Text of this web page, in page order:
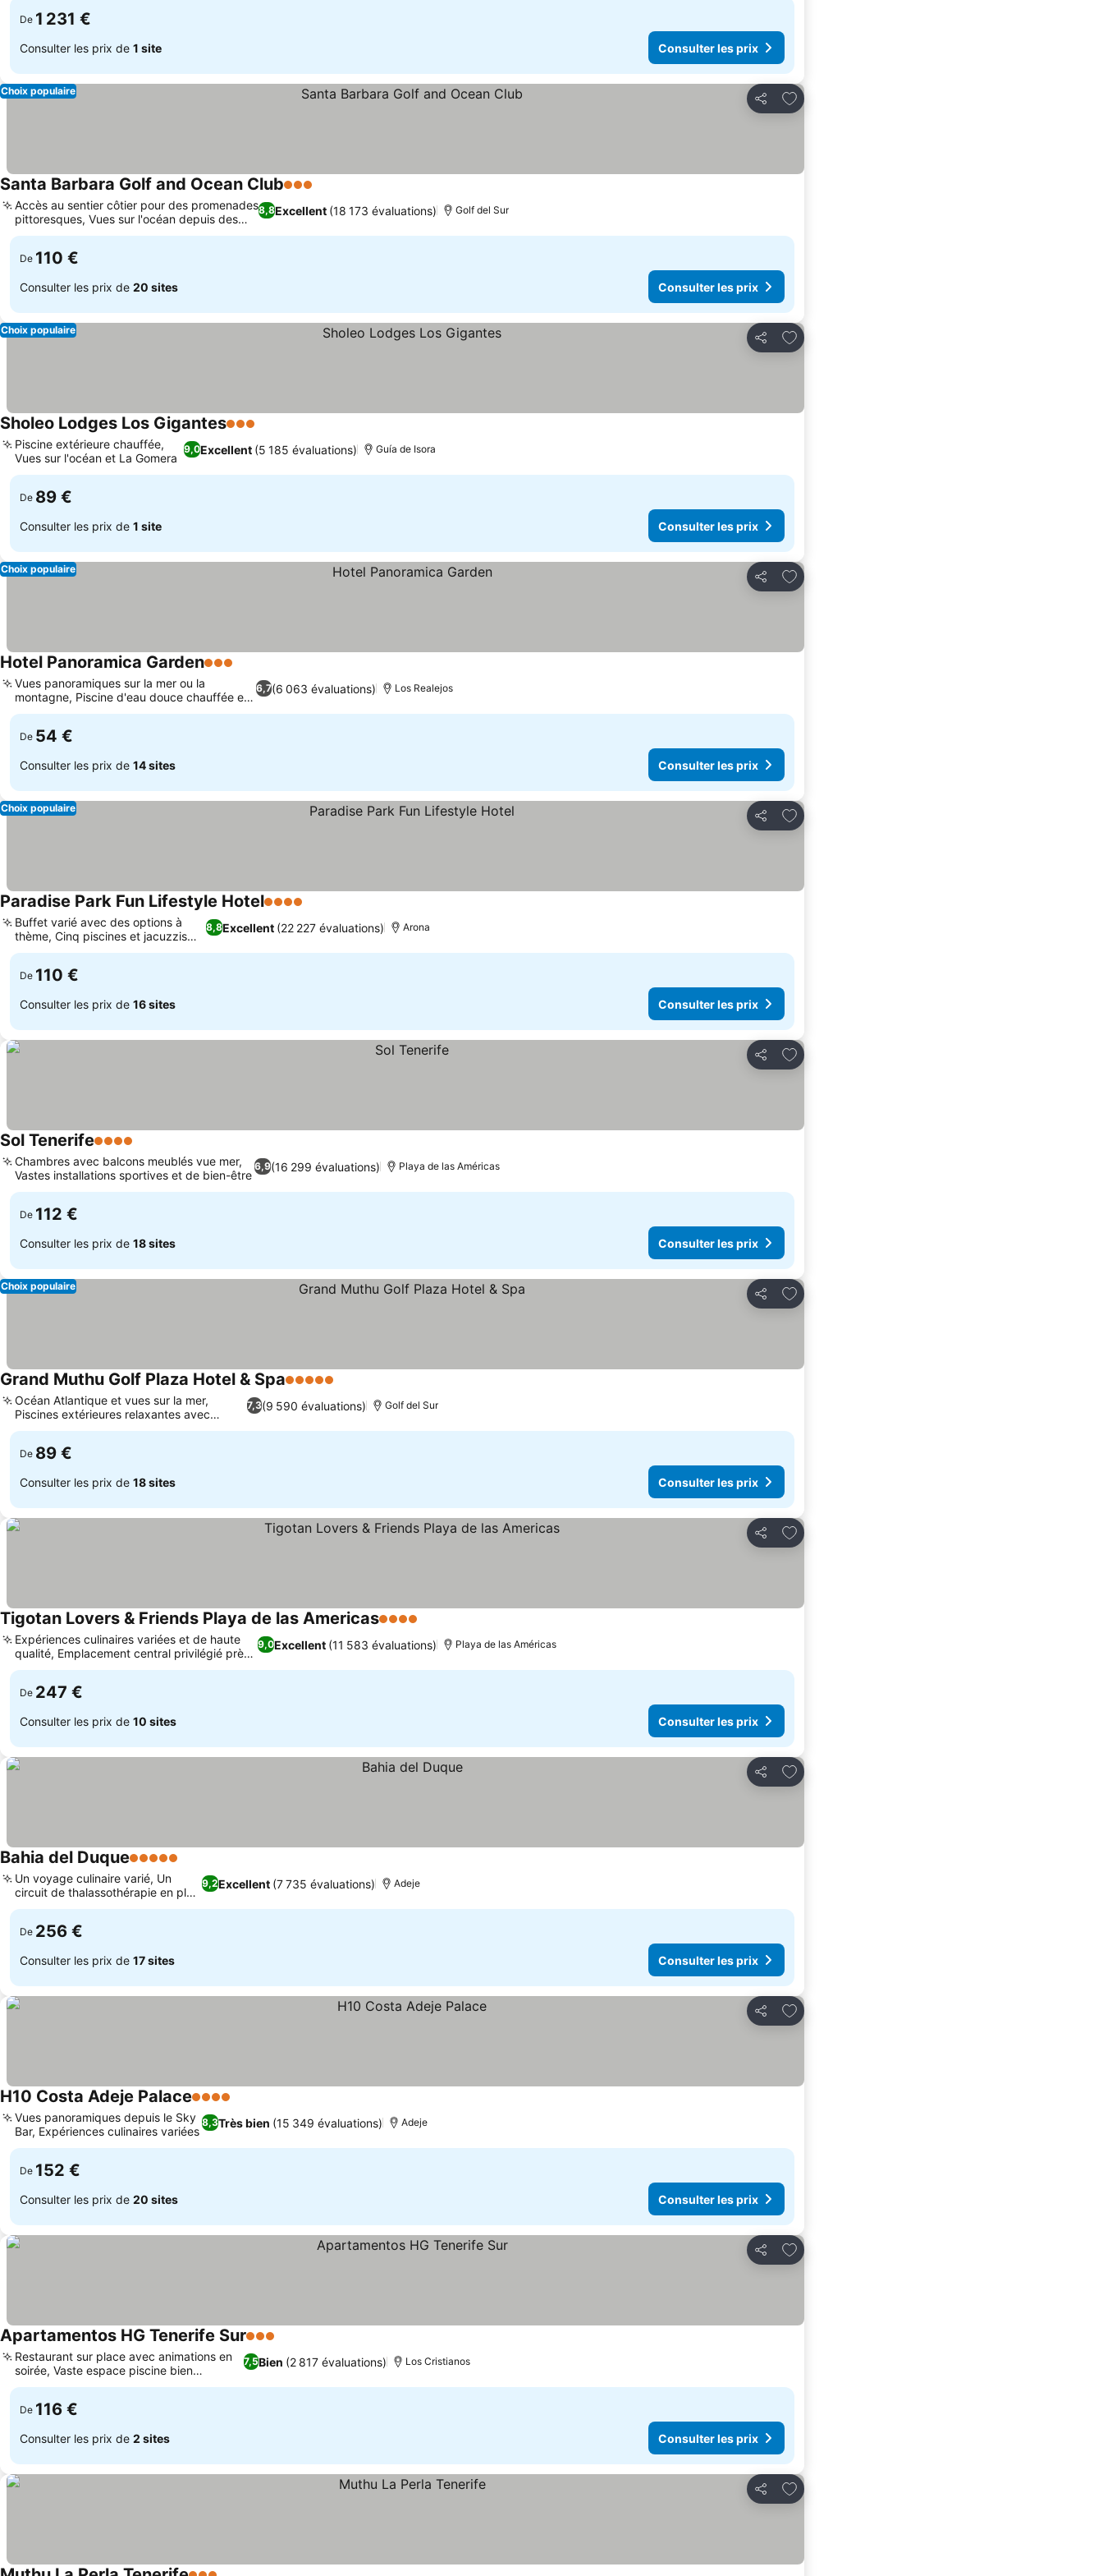
De 1 231 €
Consulter les prix de 1 site Consulter les prix
Partager
Ajouter à mes favoris
Choix populaire
Santa Barbara Golf and Ocean Club3 Étoiles
8,8Excellent (18 173 évaluations)
Accès au sentier côtier pour des promenades
pittoresques, Vues sur l'océan depuis des
balcons privés
Golf del Sur
De 110 €
Consulter les prix de 20 sites Consulter les prix
Partager
Ajouter à mes favoris
Choix populaire
Sholeo Lodges Los Gigantes3 Étoiles
9,0Excellent (5 185 évaluations)
Piscine extérieure chauffée,
Vues sur l'océan et La Gomera
Guía de Isora
De 89 €
Consulter les prix de 1 site Consulter les prix
Partager
Ajouter à mes favoris
Choix populaire
Hotel Panoramica Garden3 Étoiles
6,7(6 063 évaluations)
Vues panoramiques sur la mer ou la
montagne, Piscine d'eau douce chauffée et
jardins
Los Realejos
De 54 €
Consulter les prix de 14 sites Consulter les prix
Partager
Ajouter à mes favoris
Choix populaire
Paradise Park Fun Lifestyle Hotel4 Étoiles
8,8Excellent (22 227 évaluations)
Buffet varié avec des options à
thème, Cinq piscines et jacuzzis
variés
Arona
De 110 €
Consulter les prix de 16 sites Consulter les prix
Partager
Ajouter à mes favoris
Sol Tenerife4 Étoiles
6,9(16 299 évaluations)
Chambres avec balcons meublés vue mer,
Vastes installations sportives et de bien-être
Playa de las Américas
De 112 €
Consulter les prix de 18 sites Consulter les prix
Partager
Ajouter à mes favoris
Choix populaire
Grand Muthu Golf Plaza Hotel & Spa5 Étoiles
7,3(9 590 évaluations)
Océan Atlantique et vues sur la mer,
Piscines extérieures relaxantes avec
transats
Golf del Sur
De 89 €
Consulter les prix de 18 sites Consulter les prix
Partager
Ajouter à mes favoris
Tigotan Lovers & Friends Playa de las Americas4 Étoiles
9,0Excellent (11 583 évaluations)
Expériences culinaires variées et de haute
qualité, Emplacement central privilégié près
des attractions
Playa de las Américas
De 247 €
Consulter les prix de 10 sites Consulter les prix
Partager
Ajouter à mes favoris
Bahia del Duque5 Étoiles
9,2Excellent (7 735 évaluations)
Un voyage culinaire varié, Un
circuit de thalassothérapie en plein
air
Adeje
De 256 €
Consulter les prix de 17 sites Consulter les prix
Partager
Ajouter à mes favoris
H10 Costa Adeje Palace4 Étoiles
8,3Très bien (15 349 évaluations)
Vues panoramiques depuis le Sky
Bar, Expériences culinaires variées
Adeje
De 152 €
Consulter les prix de 20 sites Consulter les prix
Partager
Ajouter à mes favoris
Apartamentos HG Tenerife Sur3 Étoiles
7,5Bien (2 817 évaluations)
Restaurant sur place avec animations en
soirée, Vaste espace piscine bien
entretenu
Los Cristianos
De 116 €
Consulter les prix de 2 sites Consulter les prix
Partager
Ajouter à mes favoris